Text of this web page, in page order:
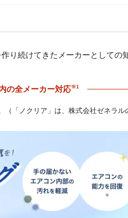
り続けてきたメーカーとしての
の全メーカー対応※1
「ノクリア」は、株式会社ゼネラル